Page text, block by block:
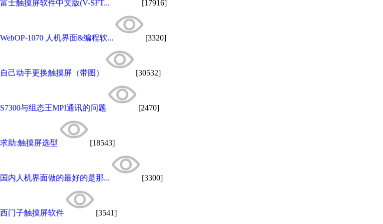
富士触摸屏软件中文版(V-SFT... [17916]
WebOP-1070 人机界面&编程软... [3320]
自己动手更换触摸屏（带图） [30532]
S7300与组态王MPI通讯的问题 [2470]
求助:触摸屏选型 [18543]
国内人机界面做的最好的是那... [3300]
西门子触摸屏软件 [3541]